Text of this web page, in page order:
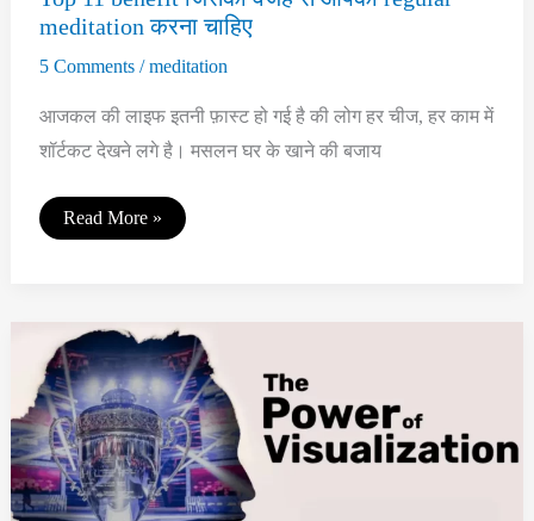
meditation करना चाहिए
5 Comments /meditation
आजकल की लाइफ इतनी फ़ास्ट हो गई है की लोग हर चीज, हर काम में
शॉर्टकट देखने लगे है। मसलन घर के खाने की बजाय
Top
11
आपको
regular
meditation
करना
चाहिए
Read More »